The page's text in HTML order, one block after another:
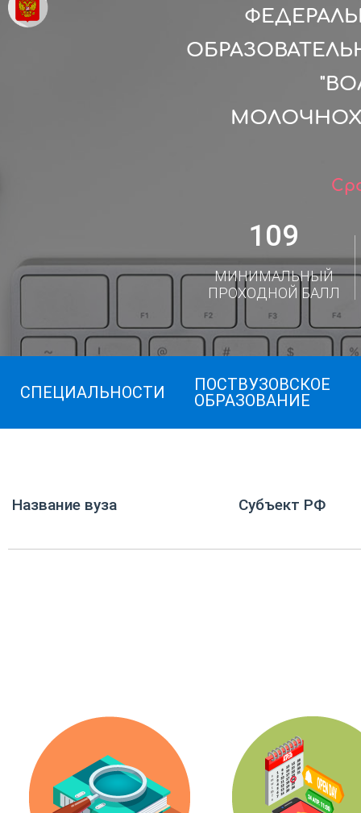
109
МИНИМАЛЬНЫЙ
ПРОХОДНОЙ БАЛЛ
СПЕЦИАЛЬНОСТИ
ПОСТВУЗОВСКОЕ
ОБРАЗОВАНИЕ
Название вуза Субъект РФ